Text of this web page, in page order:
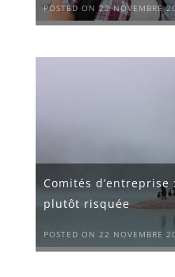
POSTED ON 22 NOVEMBRE
Comités
plutôt risquée
POSTED ON 22 NOVEMBRE